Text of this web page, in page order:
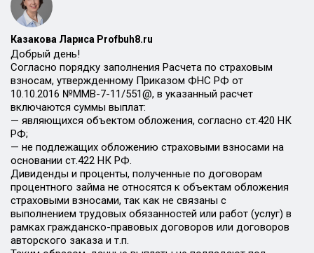
Казакова Лариса Profbuh8.ru
Добрый день!
Согласно порядку заполнения Расчета по страховым
взносам, утвержденному Приказом ФНС РФ от
10.10.2016 №ММВ-7-11/551@, в указанный расчет
включаются суммы выплат:
— являющихся объектом обложения, согласно ст.420 НК
РФ;
— не подлежащих обложению страховыми взносами на
основании ст.422 НК РФ.
Дивиденды и проценты, полученные по договорам
процентного займа не относятся к объектам обложения
страховыми взносами, так как не связаны с
выполнением трудовых обязанностей или работ (услуг) в
рамках гражданско-правовых договоров или договоров
авторского заказа и т.п.